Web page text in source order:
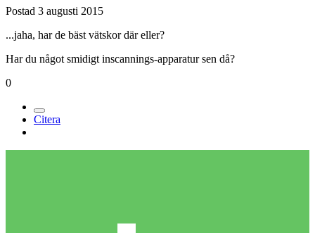
Postad 3 augusti 2015
...jaha, har de bäst vätskor där eller?
Har du något smidigt inscannings-apparatur sen då?
0
Citera